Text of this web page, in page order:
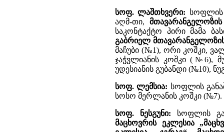
სოფ. ლაშთხვერი: სოფლის
აღმ-თი,
საკონტაქტო პირი მამა
გაბრიელ
მაჩუბი (№1), ორი კოშკი,
ჯაჭვლიანის კოშკი (№6),
უდესიანის გუბანდი (№10),
სოფ. ლემსია: სოფლის
სოსო მერლანის კოშკი (№7).
სოფ. ნესგუნი: სოფლის
მაცხოვრის ეკლესია